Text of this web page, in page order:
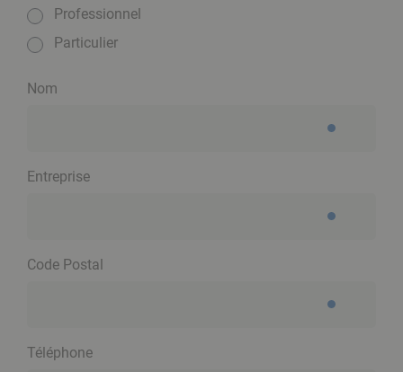
Professionnel
Particulier
Nom
Entreprise
Code Postal
Téléphone